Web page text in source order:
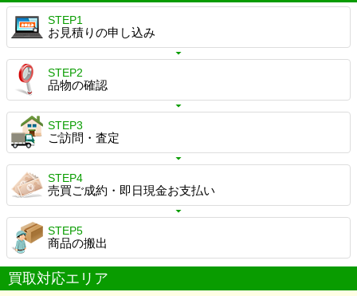
STEP1
お見積りの申し込み
STEP2
品物の確認
STEP3
ご訪問・査定
STEP4
売買ご成約・即日現金お支払い
STEP5
商品の搬出
買取対応エリア